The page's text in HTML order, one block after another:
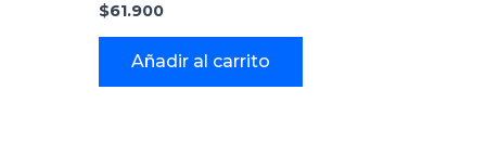
$61.900
Añadir al carrito